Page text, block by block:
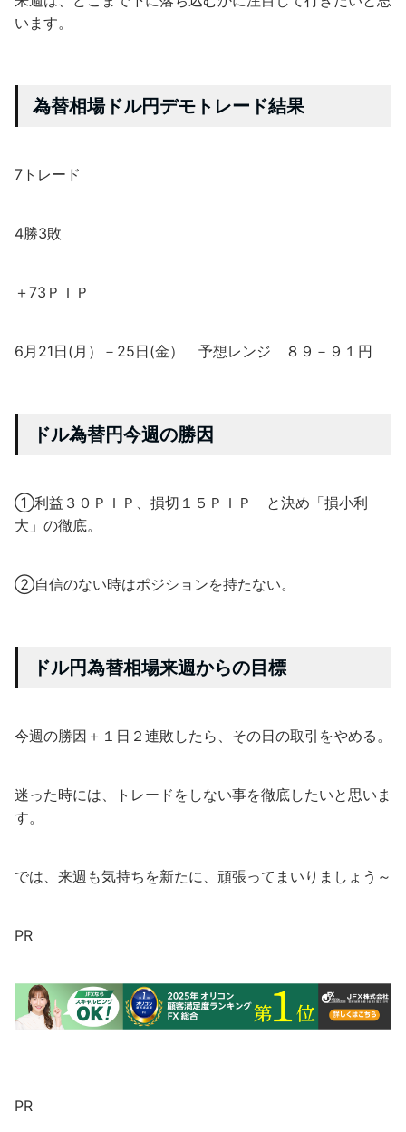
います。
為替相場ドル円デモトレード結果
7トレード
4勝3敗
＋73ＰＩＰ
6月21日(月）－25日(金） 予想レンジ ８９－９１円
ドル為替円今週の勝因
①利益３０ＰＩＰ、損切１５ＰＩＰ と決め「損小利
大」の徹底。
②自信のない時はポジションを持たない。
ドル円為替相場来週からの目標
今週の勝因＋１日２連敗したら、その日の取引をやめる。
迷った時には、トレードをしない事を徹底したいと思いま
す。
では、来週も気持ちを新たに、頑張ってまいりましょう～
PR
PR